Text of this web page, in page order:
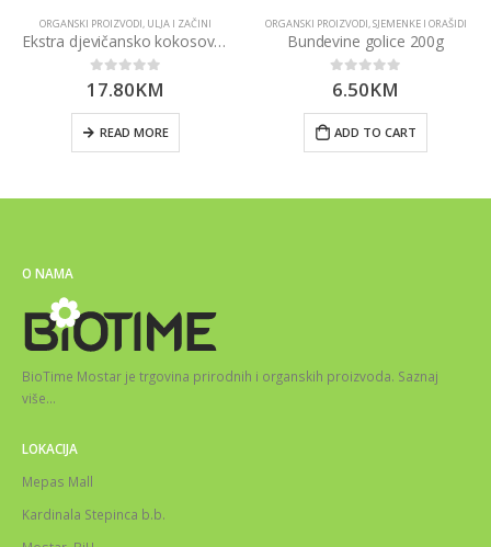
ORGANSKI PROIZVODI ULJA I ZAČINI
Ekstra djevičansko kokosovo ulje 500ml
0 out of 5
17.80KM
READ MORE
ORGANSKI PROIZVODI SJEMENKE I ORAŠIDI
Bundevine golice 200g
0out of 5
6.50KM
ADD TO CART
O NAMA
BioTime Mostar je trgovina prirodnih i organskih proizvoda. Saznaj
više…
LOKACIJA
Mepas Mall
Kardinala Stepinca b.b.